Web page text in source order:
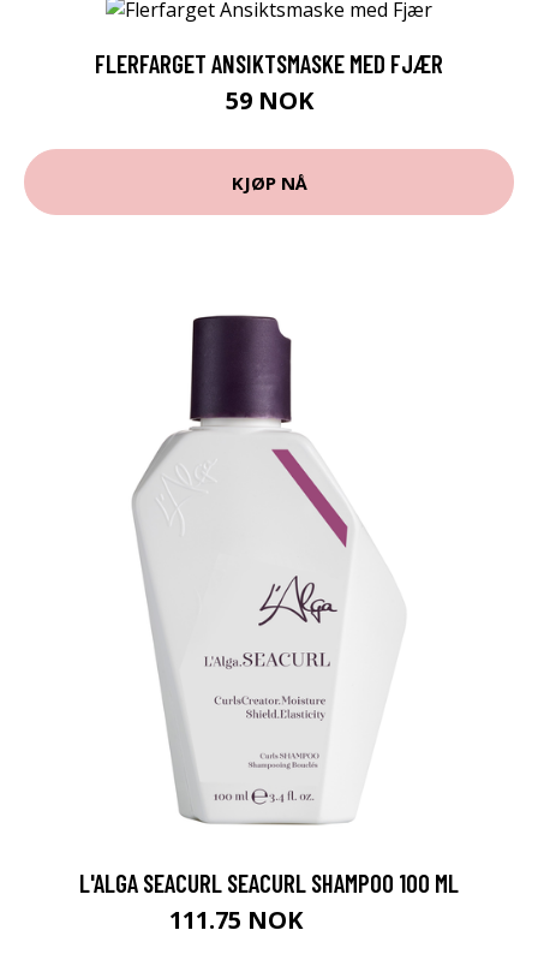
FLERFARGET ANSIKTSMASKE MED FJÆR
59 NOK
KJØP NÅ
L'ALGA SEACURL SEACURL SHAMPOO 100 ML
111.75 NOK